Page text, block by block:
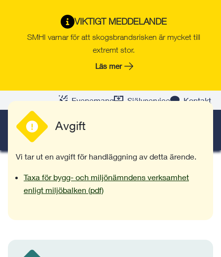
VIKTIGT MEDDELANDE
SMHI varnar för att skogsbrandsrisken är mycket till
extremt stor.
Läs mer
Evenemang Självservice Kontakt
Muddring
Här kan du anmäla deponering av
muddermassor och ansöka om
Avgift
Vi tar ut en avgift för handläggning av detta ärende.
Taxa för bygg- och miljönämndens verksamhet
enligt miljöbalken (pdf)